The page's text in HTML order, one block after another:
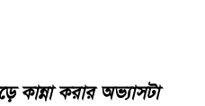
কান্না করার অভ্যাসটা